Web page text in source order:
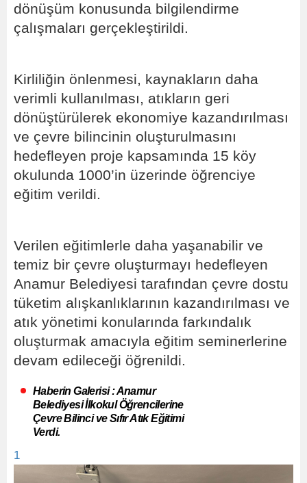
dönüşüm konusunda bilgilendirme
çalışmaları gerçekleştirildi.
Kirliliğin önlenmesi, kaynakların daha
verimli kullanılması, atıkların geri
dönüştürülerek ekonomiye kazandırılması
ve çevre bilincinin oluşturulmasını
hedefleyen proje kapsamında 15 köy
okulunda 1000’in üzerinde öğrenciye
eğitim verildi.
Verilen eğitimlerle daha yaşanabilir ve
temiz bir çevre oluşturmayı hedefleyen
Anamur Belediyesi tarafından çevre dostu
tüketim alışkanlıklarının kazandırılması ve
atık yönetimi konularında farkındalık
oluşturmak amacıyla eğitim seminerlerine
devam edileceği öğrenildi.
Haberin Galerisi : Anamur
Belediyesi İlkokul Öğrencilerine
Çevre Bilinci ve Sıfır Atık Eğitimi
Verdi.
1